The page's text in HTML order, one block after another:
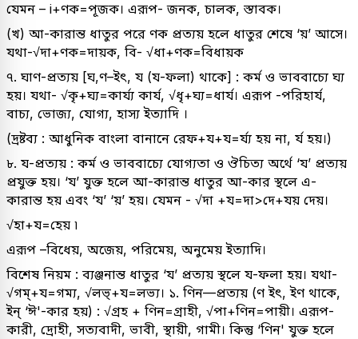
যেমন – i+ণক=পূজক। এরূপ- জনক, চালক, স্তাবক।
(খ) আ-কারান্ত ধাতুর পরে ণক প্রত্যয় হলে ধাতুর শেষে ‘য়’ আসে।
যথা-√দা+ণক=দায়ক, বি- √ধা+ণক=বিধায়ক
৭. ঘাণ-প্রত্যয় [ঘ,ণ–ইৎ, য (য-ফলা) থাকে] : কর্ম ও ভাববাচ্যে ঘ্য
হয়। যথা- √কৃ+ঘ্য=কাৰ্য্য কাৰ্য, √ধৃ+ঘ্য=ধার্য। এরূপ -পরিহার্য,
বাচ্য, ভোজ্য, যোগ্য, হাস্য ইত্যাদি ।
(দ্রষ্টব্য : আধুনিক বাংলা বানানে রেফ+য+য=র্য্য হয় না, র্য হয়।)
৮. য-প্রত্যয় : কর্ম ও ভাববাচ্যে যোগ্যতা ও ঔচিত্য অর্থে ‘য’ প্রত্যয়
প্রযুক্ত হয়। ‘য’ যুক্ত হলে আ-কারান্ত ধাতুর আ-কার স্থলে এ-
কারান্ত হয় এবং ‘য’ ‘য়’ হয়। যেমন - √দা +য=দা>দে+যয় দেয়।
√হা+য=হেয় ৷
এরূপ –বিধেয়, অজেয়, পরিমেয়, অনুমেয় ইত্যাদি।
বিশেষ নিয়ম : ব্যঞ্জনান্ত ধাতুর ‘য’ প্রত্যয় স্থলে য-ফলা হয়। যথা-
√গম্+য=গম্য, √লভ্+য=লভ্য। ১. ণিন—প্রত্যয় (ণ ইৎ, ইণ থাকে,
ইন্‌ ‘ঈ'-কার হয়) : √গ্রহ + ণিন=গ্রাহী, √পা+ণিন=পায়ী। এরূপ-
কারী, দ্রোহী, সত্যবাদী, ভাবী, স্থায়ী, গামী। কিন্তু ‘ণিন' যুক্ত হলে